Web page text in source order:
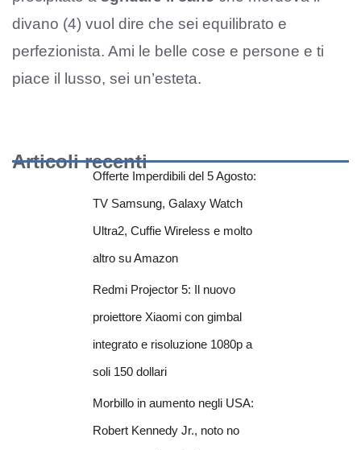
divano (4) vuol dire che sei equilibrato e
perfezionista. Ami le belle cose e persone e ti
piace il lusso, sei un’esteta.
Articoli recenti
Offerte Imperdibili del 5 Agosto:
TV Samsung, Galaxy Watch
Ultra2, Cuffie Wireless e molto
altro su Amazon
Redmi Projector 5: Il nuovo
proiettore Xiaomi con gimbal
integrato e risoluzione 1080p a
soli 150 dollari
Morbillo in aumento negli USA:
Robert Kennedy Jr., noto no